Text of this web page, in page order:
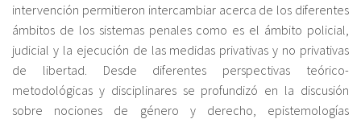
intervención permitieron intercambiar acerca de los diferentes
ámbitos de los sistemas penales como es el ámbito policial,
judicial y la ejecución de las medidas privativas y no privativas
de libertad. Desde diferentes perspectivas teórico-
metodológicas y disciplinares se profundizó en la discusión
sobre nociones de género y derecho, epistemologías